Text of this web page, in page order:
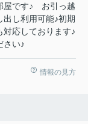
屋です♪ お引っ越
出し利用可能♪初期
対応しております♪
さい♪
情報の見方